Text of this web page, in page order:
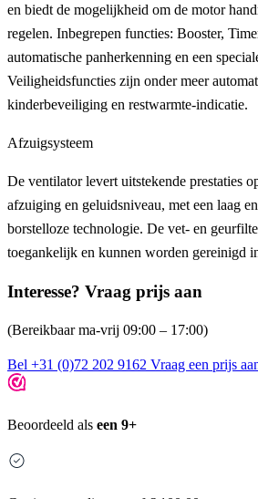
en biedt de mogelijkheid om de motor
regelen. Inbegrepen functies: Booster,
automatische panherkenning en een
Veiligheidsfuncties zijn onder meer
kinderbeveiliging en restwarmte-indicatie.
Afzuigsysteem
De ventilator levert uitstekende prestaties
afzuiging en geluidsniveau, met een laag
borstelloze technologie. De vet- en
toegankelijk en kunnen worden gereinigd
Interesse? Vraag prijs aan
(Bereikbaar ma-vrij 09:00 – 17:00)
Bel +31 (0)72 202 9162 Vraag een prijs
Beoordeeld als een 9+